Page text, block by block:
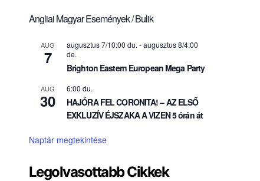
Angliai Magyar Események / Bulik
AUG
7
augusztus 7/10:00 du. -augusztus 8/4:00
de.
Brighton Eastern European Mega Party
AUG
30
6:00 du.
HAJÓRA FEL CORONITA! – AZ ELSŐ
EXKLUZÍV ÉJSZAKA A VIZEN 5 órán át
Naptár megtekintése
Legolvasottabb Cikkek